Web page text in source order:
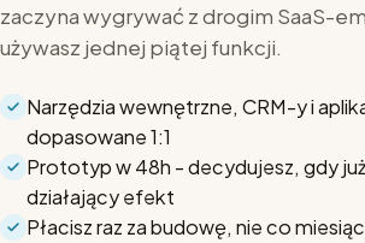
zaczyna wygrywać z drogim SaaS-
używasz jednej piątej funkcji.
Narzędzia wewnętrzne, CRM-y i
dopasowane 1:1
Prototyp w 48h - decydujesz, gdy
działający efekt
Płacisz raz za budowę, nie co